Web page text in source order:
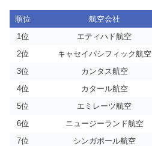
順位 航空会社
1位
エティハド航空
2位
キャセイパシフィック航空
3位
カンタス航空
4位
カタール航空
5位
エミレーツ航空
6位
ニュージーランド航空
7位
シンガポール航空